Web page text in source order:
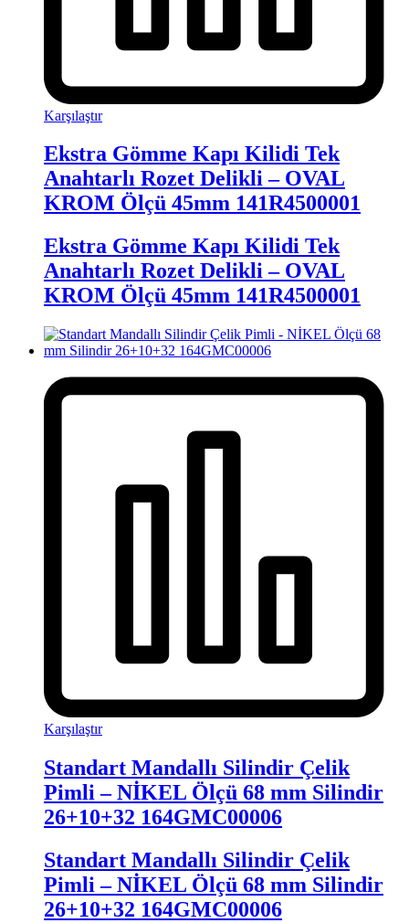
Karşılaştır
Ekstra Gömme Kapı Kilidi Tek
Anahtarlı Rozet Delikli – OVAL
KROM Ölçü 45mm 141R4500001
Ekstra Gömme Kapı Kilidi Tek
Anahtarlı Rozet Delikli – OVAL
KROM Ölçü 45mm 141R4500001
Karşılaştır
Standart Mandallı Silindir Çelik
Pimli – NİKEL Ölçü 68 mm Silindir
26+10+32 164GMC00006
Standart Mandallı Silindir Çelik
Pimli – NİKEL Ölçü 68 mm Silindir
26+10+32 164GMC00006